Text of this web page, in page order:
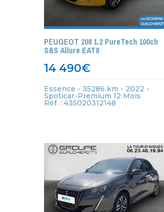
PEUGEOT 208 1.2 PureTech 100ch
S&S Allure EAT8
14 490€
Essence - 35286 km - 2022 -
Spoticar-Premium 12 Mois
Réf. : 435020312148